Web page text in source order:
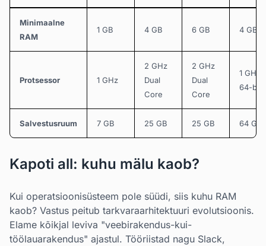
Minimaalne
RAM
1 GB 4 GB 6 GB 4 GB
Protsessor 1 GHz
2 GHz
Dual
Core
2 GHz
Dual
Core
1 GHz
64-bit
Salvestusruum 7 GB 25 GB 25 GB 64 GB
Kapoti all: kuhu mälu kaob?
Kui operatsioonisüsteem pole süüdi, siis kuhu RAM
kaob? Vastus peitub tarkvaraarhitektuuri evolutsioonis.
Elame kõikjal leviva "veebirakendus-kui-
töölauarakendus" ajastul. Tööriistad nagu Slack,